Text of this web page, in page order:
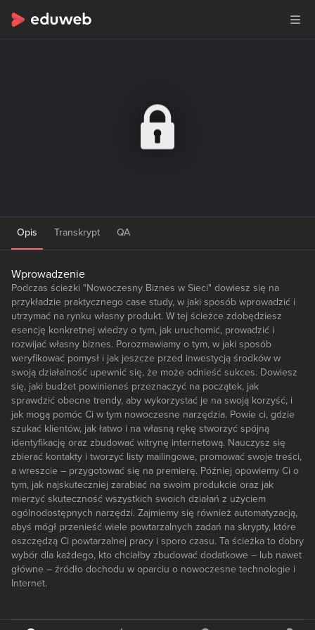
Opis Transkrypt QA
Wprowadzenie
Podczas ścieżki "Nowoczesny Biznes w Sieci" dowiesz się na
przykładzie praktycznego case study, w jaki sposób wprowadzić i
utrzymać na rynku własny produkt. W tej ścieżce zdobędziesz
esencję konkretnej wiedzy o tym, jak uruchomić, prowadzić i
rozwijać własny biznes. Porozmawiamy o tym, w jaki sposób
weryfikować pomysł i jak jeszcze przed inwestycją środków w
swoją działalność upewnić się, że może odnieść sukces. Dowiesz
się, jaki budżet powinieneś przeznaczyć na początek, jak
sprawdzić obecne trendy, aby wykorzystać je na swoją korzyść, i
jak mogą pomóc Ci w tym nowoczesne narzędzia. Powie ci, gdzie
szukać klientów, jak łatwo i na własną rękę stworzyć spójną
identyfikację oraz zbudować witrynę internetową. Nauczysz się
zbierać kontakty i tworzyć listy mailingowe, promować swoje treści,
a wreszcie – przygotować się na premierę. Później opowiemy Ci o
tym, jak najskuteczniej zarabiać na swoim produkcie oraz jak
mierzyć skuteczność wszystkich swoich działań z użyciem
ogólnodostępnych narzędzi. Zajmiemy się również automatyzacją,
abyś mógł przenieść wiele powtarzalnych zadań na skrypty, które
oszczędzą Ci powtarzalnej pracy i sporo czasu. Ta ścieżka to dobry
wybór dla każdego, kto chciałby zbudować dodatkowe – lub nawet
główne – źródło dochodu w oparciu o nowoczesne technologie i
Internet.